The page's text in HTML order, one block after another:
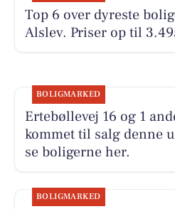
Top 6 over dyreste
Alslev. Priser op til
BOLIGMARKED
Ertebøllevej 16 og 1
kommet til salg denne
se boligerne her.
BOLIGMARKED